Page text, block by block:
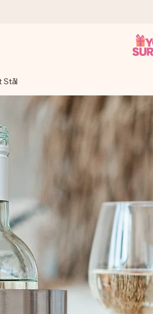
– så att du kan ge den i precis
namn, ditt foto eller ett
Stål